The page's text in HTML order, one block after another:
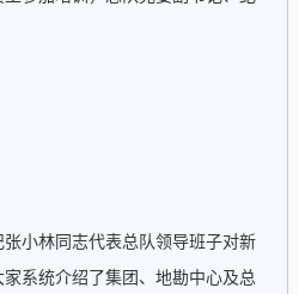
小林同志代表总队领导班子对新
系统介绍了集团、地勘中心及总